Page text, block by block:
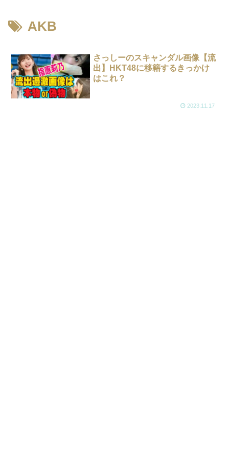
AKB
さっしーのスキャンダル画像【流
出】HKT48に移籍するきっかけ
はこれ？
2023.11.17